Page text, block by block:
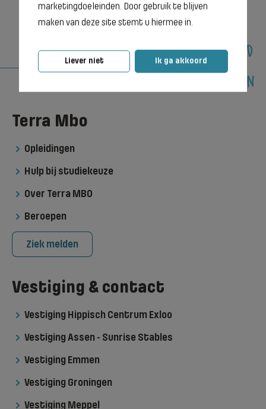
marketingdoeleinden. Door gebruik te blijven
maken van deze site stemt u hiermee in.
Liever niet Ik ga akkoord
Terra Mbo
Opleidingen
Hulp bij studiekeuze
Over Terra MBO
Beroepen
Ziek melden
Vestiging & contact
Vestiging Hippisch Centrum Exloo
Vestiging Assen - Sunrise Stables
Vestiging Emmen
Vestiging Groningen
Vestiging Meppel